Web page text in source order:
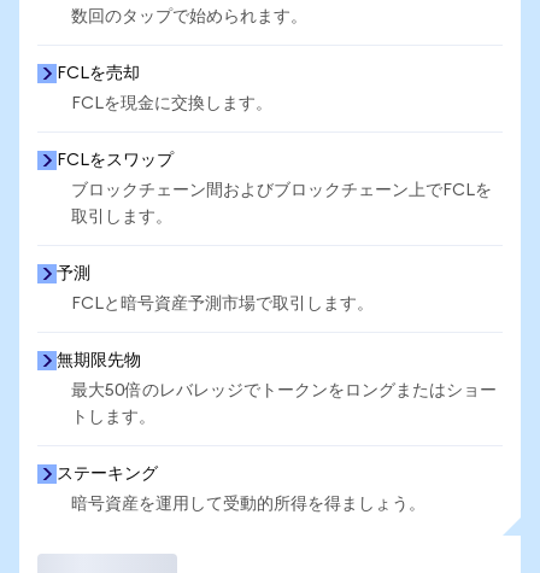
数回のタップで始められます。
FCLを売却
FCLを現金に交換します。
FCLをスワップ
ブロックチェーン間およびブロックチェーン上でFCLを
取引します。
予測
FCLと暗号資産予測市場で取引します。
無期限先物
最大50倍のレバレッジでトークンをロングまたはショー
トします。
ステーキング
暗号資産を運用して受動的所得を得ましょう。